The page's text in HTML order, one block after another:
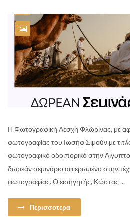
Η Φωτογραφική Λέσχη Φλώρινας, με
φωτογραφίας του Ιωσήφ Σιμούν με
φωτογραφικό οδοιπορικό στην
δωρεάν σεμινάριο αφιερωμένο στην
φωτογραφίας. O εισηγητής, Κώστας ...
Περισσοτερα